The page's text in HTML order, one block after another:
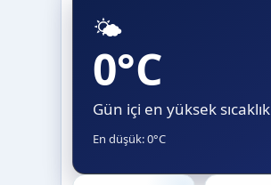
🌤️
0°C
Gün içi en yüksek sıcaklık
En düşük: 0°C